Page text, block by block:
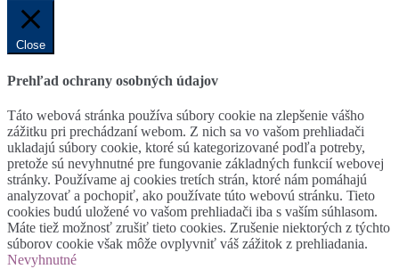
Close
Prehľad ochrany osobných údajov
Táto webová stránka používa súbory cookie na zlepšenie vášho
zážitku pri prechádzaní webom. Z nich sa vo vašom prehliadači
ukladajú súbory cookie, ktoré sú kategorizované podľa potreby,
pretože sú nevyhnutné pre fungovanie základných funkcií webovej
stránky. Používame aj cookies tretích strán, ktoré nám pomáhajú
analyzovať a pochopiť, ako používate túto webovú stránku. Tieto
cookies budú uložené vo vašom prehliadači iba s vaším súhlasom.
Máte tiež možnosť zrušiť tieto cookies. Zrušenie niektorých z týchto
súborov cookie však môže ovplyvniť váš zážitok z prehliadania.
Nevyhnutné